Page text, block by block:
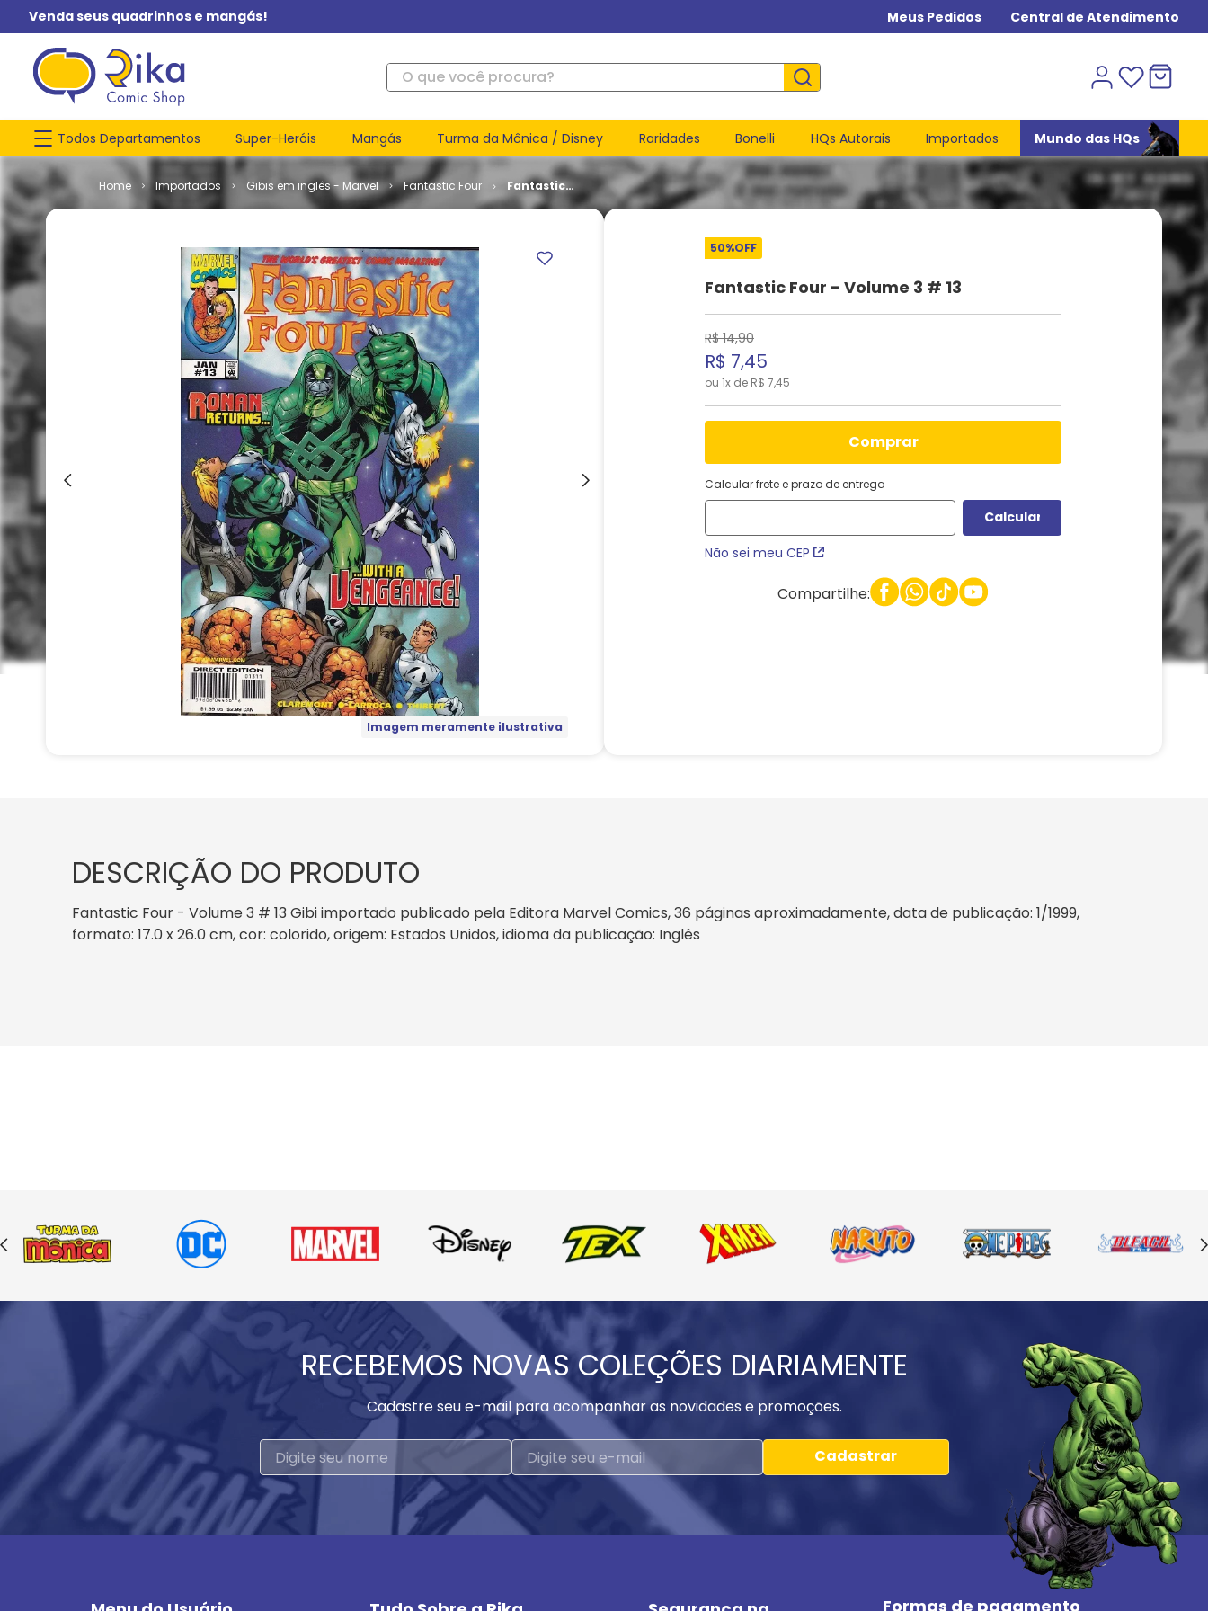
Venda seus quadrinhos e mangás! Meus Pedidos Central de Atendimento
O que você procura?
Todos Departamentos Super-Heróis Mangás Turma da Mônica / Disney Raridades Bonelli HQs Autorais Importados Mundo das HQs
Importados Gibis em inglês - Marvel Fantastic Four
Fantastic
Four -
Imagem meramente ilustrativa
50%OFF
Fantastic Four - Volume 3 # 13
R$ 14,90
R$ 7,45
ou 1x de R$ 7,45
comprar
Calcular frete e prazo de entrega
Não sei meu CEP
Compartilhe:
DESCRIÇÃO DO PRODUTO
Fantastic Four - Volume 3 # 13 Gibi importado publicado pela Editora Marvel Comics, 36 páginas aproximadamente, data de publicação: 1/1999,
formato: 17.0 x 26.0 cm, cor: colorido, origem: Estados Unidos, idioma da publicação: Inglês
RECEBEMOS NOVAS COLEÇÕES DIARIAMENTE
Cadastre seu e-mail para acompanhar as novidades e promoções.
Cadastrar
Formas de pagamento